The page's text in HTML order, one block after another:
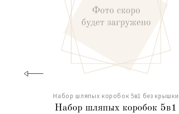
Набор шляпых коробок 5в1 без крышки
Набор шляпых коробок 5в1